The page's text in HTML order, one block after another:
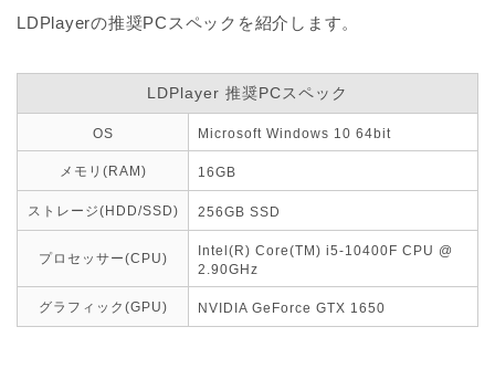
LDPlayerの推奨PCスペックを紹介します。
LDPlayer 推奨PCスペック
OS Microsoft Windows 10 64bit
メモリ(RAM) 16GB
ストレージ(HDD/SSD) 256GB SSD
プロセッサー(CPU)
Intel(R) Core(TM) i5-10400F CPU @
2.90GHz
グラフィック(GPU) NVIDIA GeForce GTX 1650